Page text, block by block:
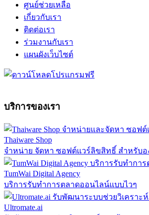
ศูนย์ช่วยเหลือ
เกี่ยวกับเรา
ติดต่อเรา
ร่วมงานกับเรา
แผนผังเว็บไซต์
บริการของเรา
Thaiware Shop
จำหน่าย จัดหา ซอฟต์แวร์ลิขสิทธิ์ สำหรับอ
TumWai Digital Agency
บริการรับทำการตลาดออนไลน์แบบไวๆ
Ultromate.ai